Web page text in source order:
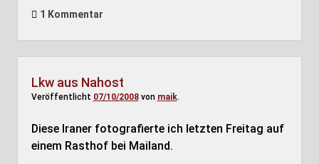
1 Kommentar
Lkw aus Nahost
Veröffentlicht 07/10/2008von maik.
Diese Iraner fotografierte ich letzten Freitag auf
einem Rasthof bei Mailand.